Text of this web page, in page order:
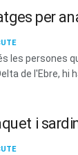
per
les persones
de l'Ebre, hi
i